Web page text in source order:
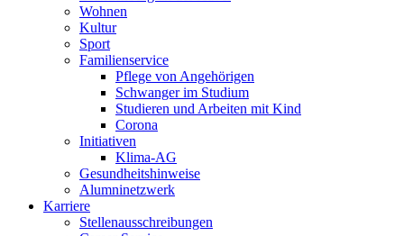
Wohnen
Kultur
Sport
Familienservice
Pflege von Angehörigen
Schwanger im Studium
Studieren und Arbeiten mit Kind
Corona
Initiativen
Klima-AG
Gesundheitshinweise
Alumninetzwerk
Karriere
Stellenausschreibungen